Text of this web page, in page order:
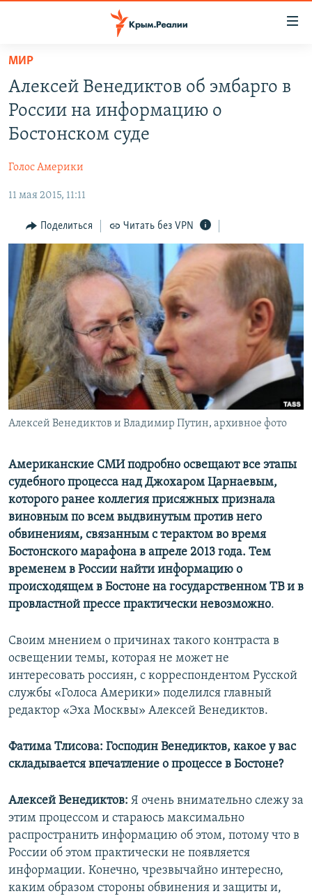
Вернуться
основному
содержанию
Вернутся
главной
навигации
Вернутся
поиску
11 ЛЕТ ОККУПАЦИИ КРЫМА. 11 ИСТОРИЙ СОПРОТИВЛЕНИЯ
ВОДА
ЕЩЕ
ИНТЕРАКТИВ
ИНФОГРАФИКА
ТЕЛЕПРОЕКТ КРЫМ.РЕАЛИИ
СОВЕТЫ ПРАВОЗАЩИТНИКОВ
ПРОПАВШИЕ БЕЗ ВЕСТИ
ПОБЕДИТЕЛЕЙ НЕ СУДЯТ?
КРЫМ.НЕПОКОРЕННЫЙ
ELIFBE
УКРАИНСКАЯ ПРОБЛЕМА КРЫМА
РАДІО СВОБОДА
КАК ОБОЙТИ БЛОКИРОВКУ
Українською
Qırımtatar
ПРИСОЕДИНЯЙТЕСЬ!
Все сайты RFE/RL
МИР
Алексей Венедиктов об эмбарго в
России на информацию о
Бостонском суде
Голос Америки
11 мая 2015, 11:11
Поделиться Читать без VPN
Алексей Венедиктов и Владимир Путин, архивное фото
Американские СМИ подробно освещают все этапы
судебного процесса над Джохаром Царнаевым,
которого ранее коллегия присяжных признала
виновным по всем выдвинутым против него
обвинениям, связанным с терактом во время
Бостонского марафона в апреле 2013 года. Тем
временем в России найти информацию о
происходящем в Бостоне на государственном ТВ и в
провластной прессе практически невозможно.
Своим мнением о причинах такого контраста в
освещении темы, которая не может не
интересовать россиян, с корреспондентом Русской
службы «Голоса Америки» поделился главный
редактор «Эха Москвы» Алексей Венедиктов.
Фатима Тлисова: Господин Венедиктов, какое у вас
складывается впечатление о процессе в Бостоне?
Алексей Венедиктов: Я очень внимательно слежу за
этим процессом и стараюсь максимально
распространить информацию об этом, потому что в
России об этом практически не появляется
информации. Конечно, чрезвычайно интересно,
каким образом стороны обвинения и защиты и,